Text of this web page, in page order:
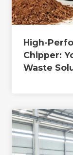
High-
Chipper:
Waste